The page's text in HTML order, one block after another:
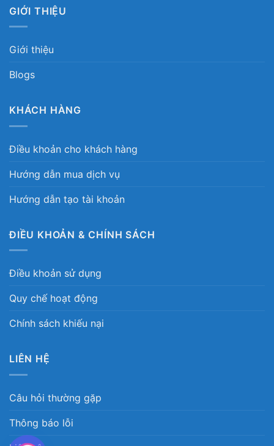
GIỚI THIỆU
Giới thiệu
Blogs
KHÁCH HÀNG
Điều khoản cho khách hàng
Hướng dẫn mua dịch vụ
Hướng dẫn tạo tài khoản
ĐIỀU KHOẢN & CHÍNH SÁCH
Điều khoản sử dụng
Quy chế hoạt động
Chính sách khiếu nại
LIÊN HỆ
Câu hỏi thường gặp
Thông báo lỗi